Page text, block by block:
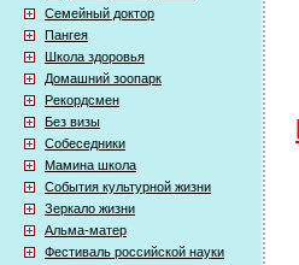
Семейный доктор
Пангея
Школа здоровья
Домашний зоопарк
Рекордсмен
Без визы
Собеседники
Мамина школа
События культурной жизни
Зеркало жизни
Альма-матер
Фестиваль российской науки